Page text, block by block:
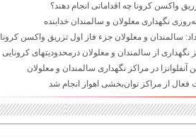
واکسن کرونا چه اقداماتی انجام دهند؟
نگهداری معلولان و سالمندان خدابنده
سالمندان و معلولان جزء فاز اول تزریق واکسن کرونا
نگهداری از سالمندان و معلولان درمحدودیتهای کرونایی
آنفلوانزا در مراکز نگهداری سالمندان و معلولان